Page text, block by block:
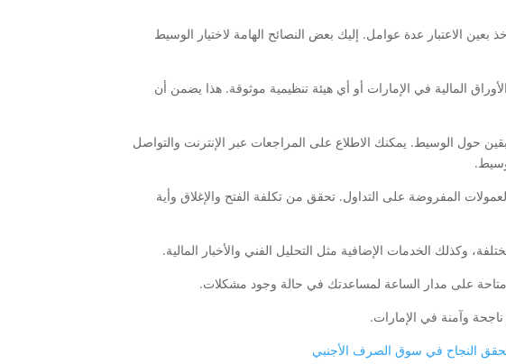
الاعتبار عدة عوامل. إليك بعض النصائح الهامة لاختيار الوسيط
المالية في الإمارات أو أي هيئة تنظيمية موثوقة. هذا يضمن أن
حول الوسيط. يمكنك الاطلاع على المراجعات عبر الإنترنت والتواصل
المفروضة على التداول. تحقق من تكلفة الفتح والإغلاق وأية
وآمنة في الإمارات.
النجاح في سوق الصرف الأجنبي